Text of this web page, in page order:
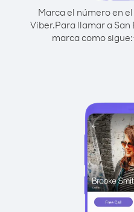
Marca el número en
Viber.Para llamar a San
marca como sigue: